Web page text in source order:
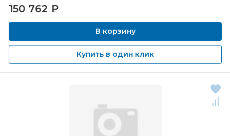
150 762 ₽
В корзину
Купить в один клик